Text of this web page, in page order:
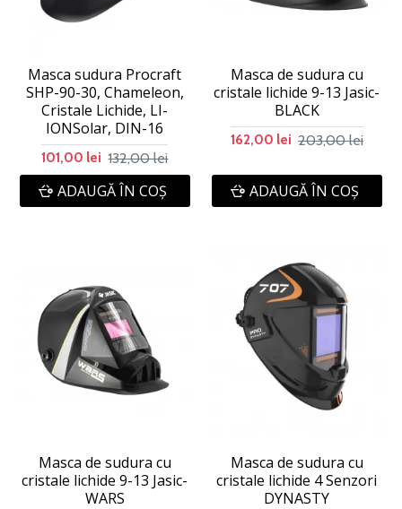
Masca sudura Procraft
SHP-90-30, Chameleon,
Cristale Lichide, LI-
IONSolar, DIN-16
101,00 lei 132,00 lei
ADAUGĂ ÎN COŞ
Masca de sudura cu
cristale lichide 9-13 Jasic-
BLACK
162,00 lei 203,00 lei
ADAUGĂ ÎN COŞ
Masca de sudura cu
cristale lichide 9-13 Jasic-
WARS
Masca de sudura cu
cristale lichide 4 Senzori
DYNASTY